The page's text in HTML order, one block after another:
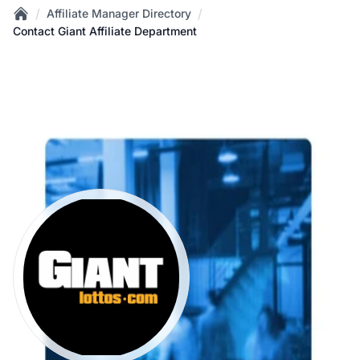
Home
/ Affiliate Manager Directory /
Contact Giant Affiliate Department